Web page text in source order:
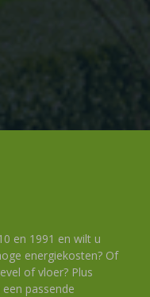
en 1991 en wilt u
energiekosten? Of
of vloer? Plus
passende